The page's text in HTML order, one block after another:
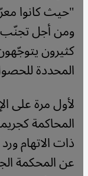
"حيث كانوا
ومن أجل تجنّب
كثيرون
المحددة
لأول مرة على
المحاكمة
ذات الاتهام
عن المحكمة